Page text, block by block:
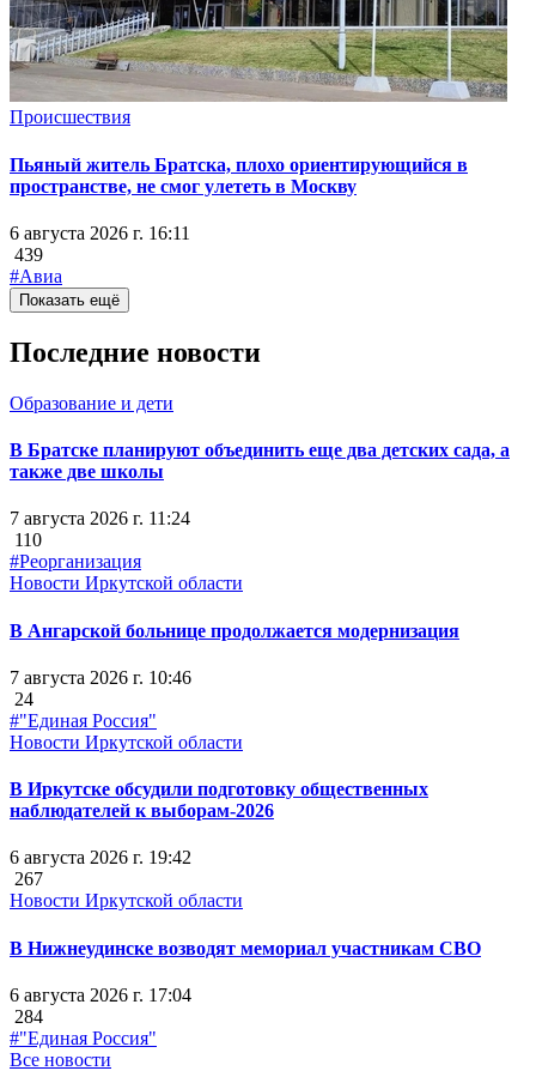
Происшествия
Пьяный житель Братска, плохо ориентирующийся в
пространстве, не смог улететь в Москву
6 августа 2026 г. 16:11
439
#Авиа
Показать ещё
Последние новости
Образование и дети
В Братске планируют объединить еще два детских сада, а
также две школы
7 августа 2026 г. 11:24
110
#Реорганизация
Новости Иркутской области
В Ангарской больнице продолжается модернизация
7 августа 2026 г. 10:46
24
#"Единая Россия"
Новости Иркутской области
В Иркутске обсудили подготовку общественных
наблюдателей к выборам-2026
6 августа 2026 г. 19:42
267
Новости Иркутской области
В Нижнеудинске возводят мемориал участникам СВО
6 августа 2026 г. 17:04
284
#"Единая Россия"
Все новости